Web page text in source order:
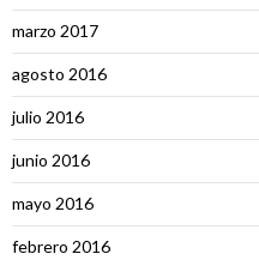
marzo 2017
agosto 2016
julio 2016
junio 2016
mayo 2016
febrero 2016